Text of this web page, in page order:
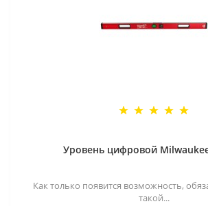
Уровень цифровой
Как только появится возможность,
такой...